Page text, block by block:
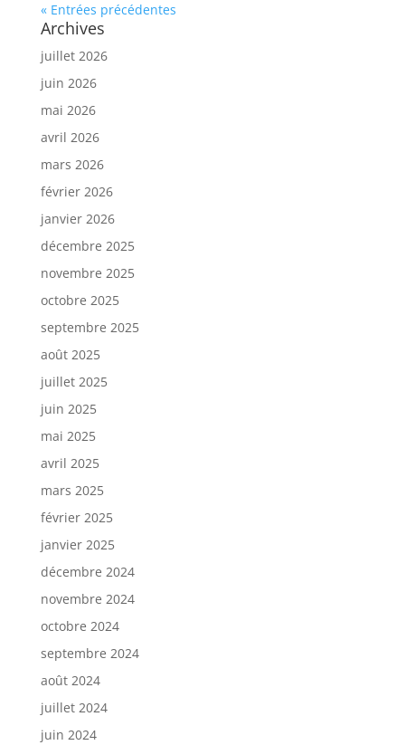
« Entrées précédentes
Archives
juillet 2026
juin 2026
mai 2026
avril 2026
mars 2026
février 2026
janvier 2026
décembre 2025
novembre 2025
octobre 2025
septembre 2025
août 2025
juillet 2025
juin 2025
mai 2025
avril 2025
mars 2025
février 2025
janvier 2025
décembre 2024
novembre 2024
octobre 2024
septembre 2024
août 2024
juillet 2024
juin 2024